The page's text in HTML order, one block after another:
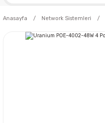
Anasayfa Network Sistemleri